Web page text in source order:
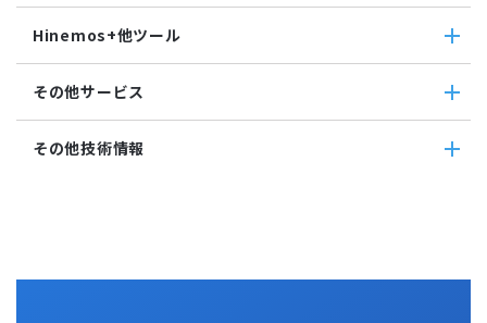
Windowsイベント監視
サービス・ポート監視
リソース監視
プロセス監視
メンテナンス
通知
アカウント
カレンダ
Hinemosエージェント
Hinemosクライアント
Hinemosマネージャ
Hinemos+他ツール
google apps
teams
slack
その他サービス
CloudGate UNO
その他技術情報